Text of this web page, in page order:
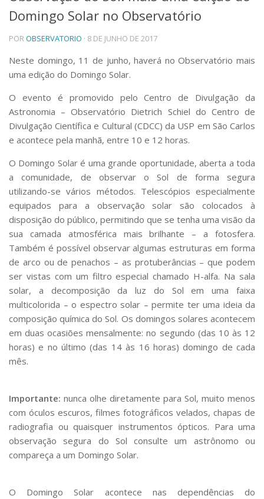
Telefones e Mapas
Pessoas
Ensino
Graduação
Pós-Graduação
Educação a distância
Cursos de Extensão
Pesquisa e Inovação
Linhas de Pesquisa
Centros, Núcleos e Projetos em Rede
Iniciação Científica
Transferência de Tecnologia
Empresas Juniores
Extensão à Comunidade
Projetos, Programas e Cursos
Artes, Cultura e Esportes
Museus e Espaços Interativos
Bibliotecas
Apoio ao Estudante
Segurança, Trânsito e Prevenção
RH, Administrativo e Financeiro
Outros serviços
Comunicação
Jornal da USP
Agenda de Eventos
Defesa de Teses
Domingo Solar no Observatório
POROBSERVATORIO · 8 DE JUNHO DE 2017
Neste domingo, 11 de junho, haverá no Observatório mais
uma edição do Domingo Solar.
O evento é promovido pelo Centro de Divulgação da
Astronomia – Observatório Dietrich Schiel do Centro de
Divulgação Científica e Cultural (CDCC) da USP em São Carlos
e acontece pela manhã, entre 10 e 12 horas.
O Domingo Solar é uma grande oportunidade, aberta a toda
a comunidade, de observar o Sol de forma segura
utilizando-se vários métodos. Telescópios especialmente
equipados para a observação solar são colocados à
disposição do público, permitindo que se tenha uma visão da
sua camada atmosférica mais brilhante – a fotosfera.
Também é possível observar algumas estruturas em forma
de arco ou de penachos – as protuberâncias – que podem
ser vistas com um filtro especial chamado H-alfa. Na sala
solar, a decomposição da luz do Sol em uma faixa
multicolorida – o espectro solar – permite ter uma ideia da
composição química do Sol. Os domingos solares acontecem
em duas ocasiões mensalmente: no segundo (das 10 às 12
horas) e no último (das 14 às 16 horas) domingo de cada
mês.
Importante: nunca olhe diretamente para Sol, muito menos
com óculos escuros, filmes fotográficos velados, chapas de
radiografia ou quaisquer instrumentos ópticos. Para uma
observação segura do Sol consulte um astrônomo ou
compareça a um Domingo Solar.
O Domingo Solar acontece nas dependências do